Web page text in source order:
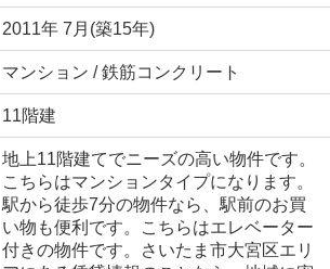
2011年 7月(築15年)
マンション / 鉄筋コンクリート
11階建
地上11階建てでニーズの高い物件です。
こちらはマンションタイプになります。
駅から徒歩7分の物件なら、駅前のお買
い物も便利です。こちらはエレベーター
付きの物件です。さいたま市大宮区エリ